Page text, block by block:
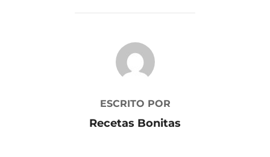
AUTOR DE LA PUBLICACIÓN
ESCRITO POR
Recetas Bonitas